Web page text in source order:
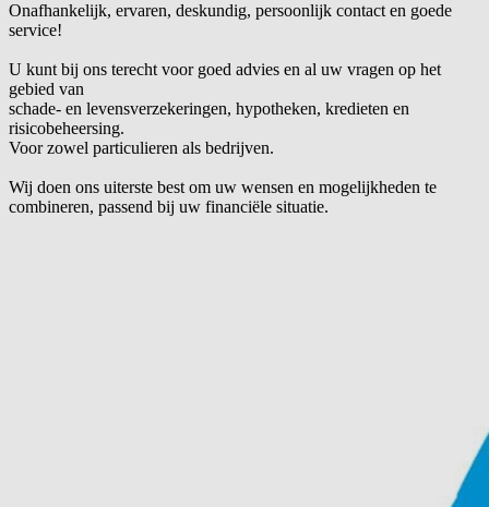
Onafhankelijk, ervaren, deskundig, persoonlijk contact en goede
service!
U kunt bij ons terecht voor goed advies en al uw vragen op het
gebied van
schade- en levensverzekeringen, hypotheken, kredieten en
risicobeheersing.
Voor zowel particulieren als bedrijven.
Wij doen ons uiterste best om uw wensen en mogelijkheden te
combineren, passend bij uw financiële situatie.